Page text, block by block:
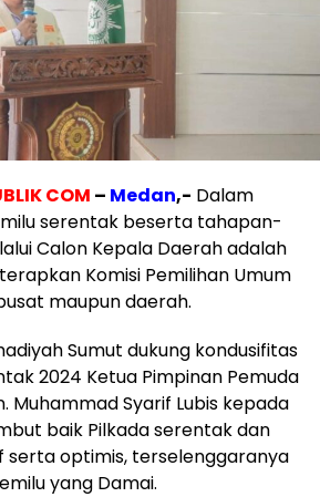
COM – Medan,- Dalam
serentak beserta tahapan-
Calon Kepala Daerah adalah
Komisi Pemilihan Umum
maupun daerah.
Sumut dukung kondusifitas
2024 Ketua Pimpinan Pemuda
Muhammad Syarif Lubis kepada
baik Pilkada serentak dan
serta optimis, terselenggaranya
yang Damai.